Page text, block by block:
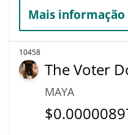
Mais informação
10458
The Voter
MAYA
$